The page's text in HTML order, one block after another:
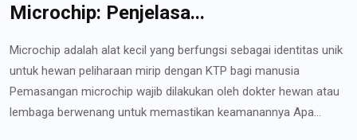
Microchip: Penjelasa...
Microchip adalah alat kecil yang berfungsi sebagai identitas unik
untuk hewan peliharaan mirip dengan KTP bagi manusia
Pemasangan microchip wajib dilakukan oleh dokter hewan atau
lembaga berwenang untuk memastikan keamanannya Apa...